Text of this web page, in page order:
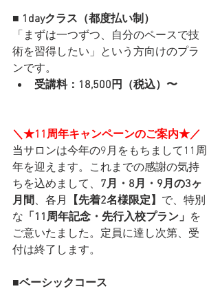
■ 1dayクラス（都度払い制）
「まずは一つずつ、自分のペースで技
術を習得したい」という方向けのプラ
ンです。
受講料：18,500円（税込）〜
＼★11周年キャンペーンのご案内★／
当サロンは今年の9月をもちまして11周
年を迎えます。これまでの感謝の気持
ちを込めまして、 7月・8月・9月の3ヶ
月間、各月 【先着2名様限定】 で、特別
な 「11周年記念・先行入校プラン」 を
ご意いたました。定員に達し次第、受
付は終了します。
■ベーシックコース